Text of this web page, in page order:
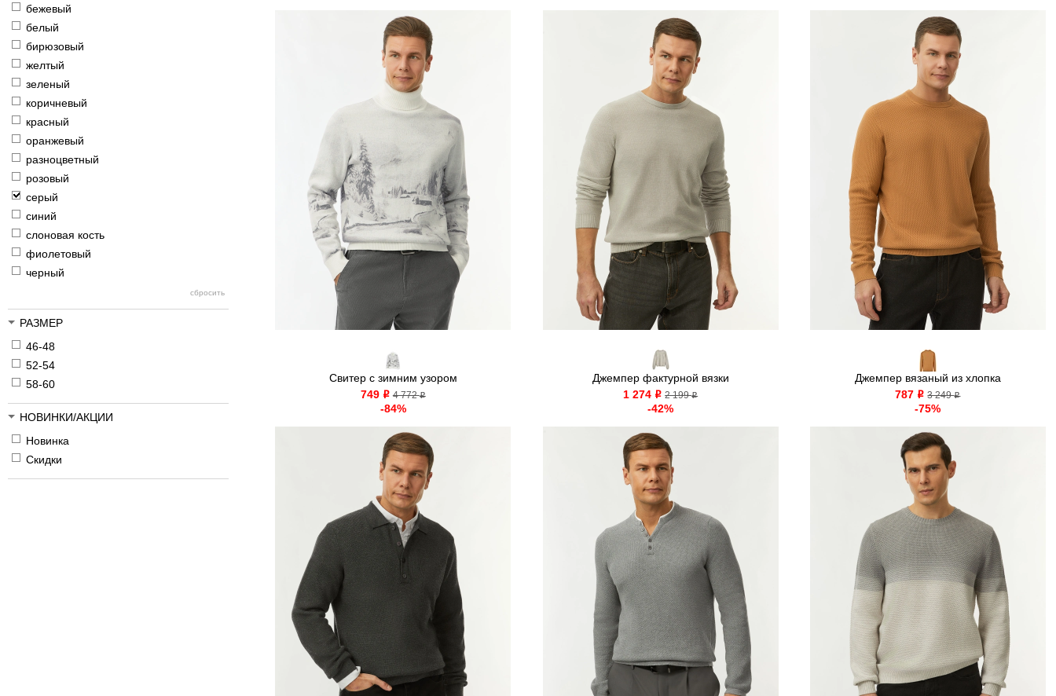
бежевый
белый
бирюзовый
желтый
зеленый
коричневый
красный
оранжевый
разноцветный
розовый
серый
синий
слоновая кость
фиолетовый
черный
РАЗМЕР
46-48
52-54
58-60
НОВИНКИ/АКЦИИ
Новинка
Скидки
Свитер с зимним узором
749 o 4 772o
-84%
Джемпер фактурной вязки
1 274 o 2 199o
-42%
Джемпер вязаный из хлопка
787 o 3 249o
-75%